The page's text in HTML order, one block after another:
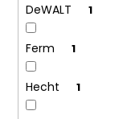
DeWALT 1
Ferm 1
Hecht 1